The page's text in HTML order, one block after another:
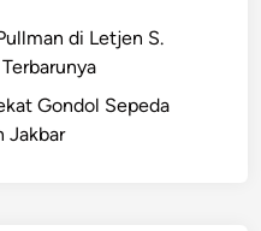
di Letjen S.
Gondol Sepeda
Jakbar